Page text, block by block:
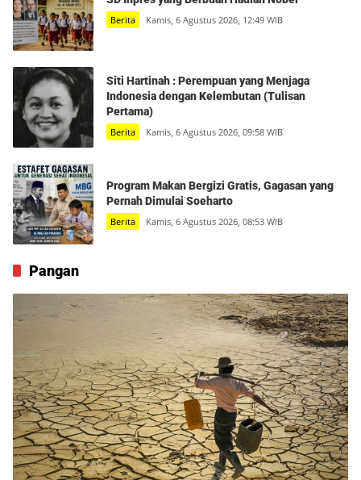
Berita Kamis, 6 Agustus 2026, 12:49 WIB
Siti Hartinah : Perempuan yang Menjaga
Indonesia dengan Kelembutan (Tulisan
Pertama)
Berita Kamis, 6 Agustus 2026, 09:58 WIB
Program Makan Bergizi Gratis, Gagasan yang
Pernah Dimulai Soeharto
Berita Kamis, 6 Agustus 2026, 08:53 WIB
Pangan